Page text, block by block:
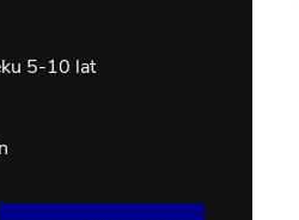
5-10 lat